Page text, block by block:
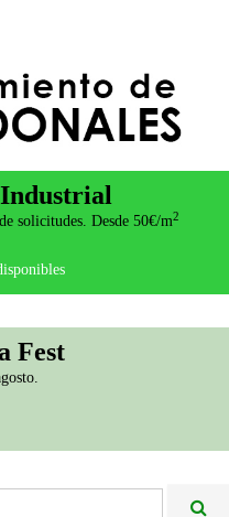
solicitudes. Desde 50€/m2
Fest